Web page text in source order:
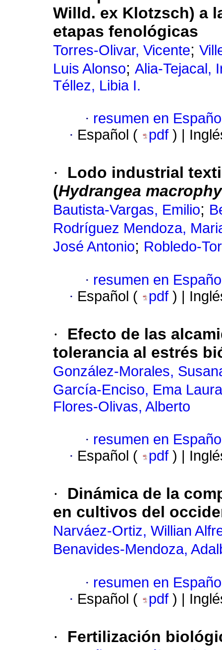
Willd. ex Klotzsch) a
etapas fenológicas
Torres-Olivar, Vicente;
Luis Alonso; Alia-Tejacal,
Téllez, Libia I.
· resumen en
· Español ( pdf ) |
·
Lodo industrial
(Hydrangea
Bautista-Vargas, Emilio;
Rodríguez Mendoza,
José Antonio; Robledo-
· resumen en
· Español ( pdf ) |
·
Efecto de las
tolerancia al estrés
González-Morales,
García-Enciso, Ema Laura
Flores-Olivas, Alberto
· resumen en
· Español ( pdf ) |
·
Dinámica de la
en cultivos del
Narváez-Ortiz, Willian
Benavides-Mendoza,
· resumen en
· Español ( pdf ) |
· Fertilización